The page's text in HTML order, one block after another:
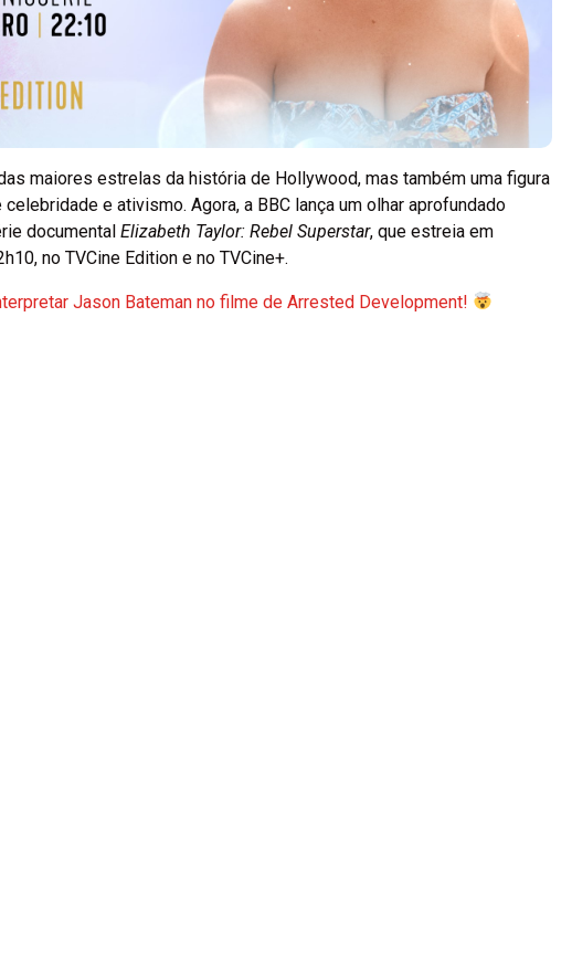
maiores estrelas da história de Hollywood, mas também uma figura
e ativismo. Agora, a BBC lança um olhar aprofundado
documental Elizabeth Taylor: Rebel Superstar, que estreia em
no TVCine Edition e no TVCine+.
Jason Bateman no filme de Arrested Development!